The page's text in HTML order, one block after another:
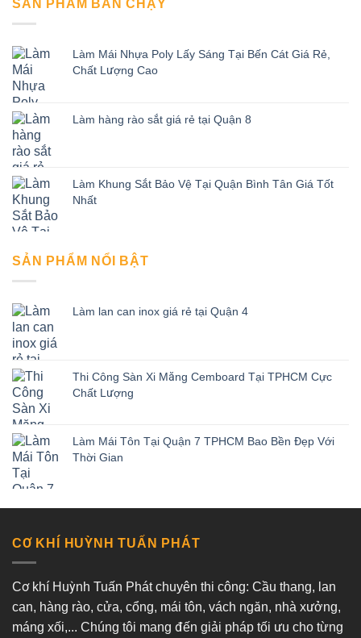
SẢN PHẨM BÁN CHẠY
Làm Mái Nhựa Poly Lấy Sáng Tại Bến Cát Giá Rẻ,
Chất Lượng Cao
Làm hàng rào sắt giá rẻ tại Quận 8
Làm Khung Sắt Bảo Vệ Tại Quận Bình Tân Giá Tốt
Nhất
SẢN PHẨM NỔI BẬT
Làm lan can inox giá rẻ tại Quận 4
Thi Công Sàn Xi Măng Cemboard Tại TPHCM Cực
Chất Lượng
Làm Mái Tôn Tại Quận 7 TPHCM Bao Bền Đẹp Với
Thời Gian
CƠ KHÍ HUỲNH TUẤN PHÁT
Cơ khí Huỳnh Tuấn Phát chuyên thi công: Cầu thang, lan
can, hàng rào, cửa, cổng, mái tôn, vách ngăn, nhà xưởng,
máng xối,... Chúng tôi mang đến giải pháp tối ưu cho từng